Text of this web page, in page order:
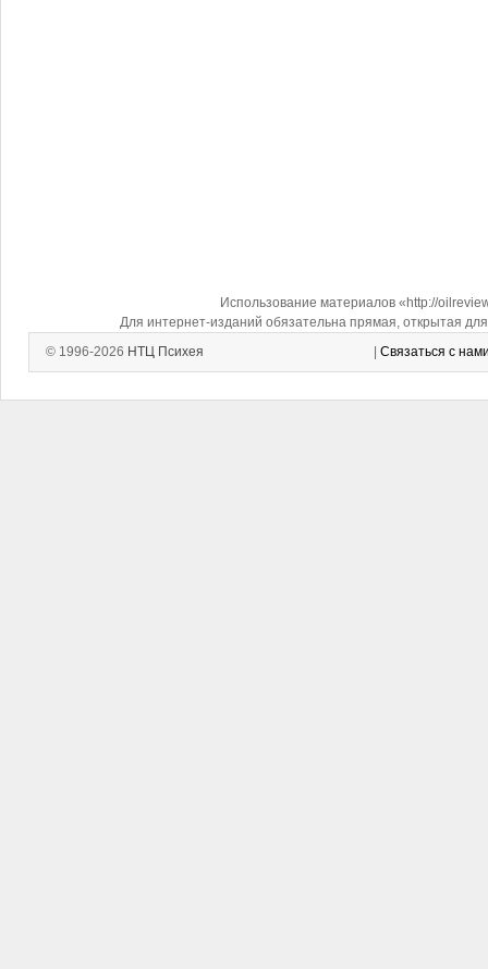
Использование материалов «http://
Для интернет-изданий обязательна прямая, открытая
© 1996-2026 НТЦ Психея Связаться с